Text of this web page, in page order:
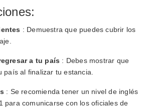
: Demuestra que puedes cubrir los
a tu país : Debes mostrar que
país al finalizar tu estancia.
: Se recomienda tener un nivel de inglés
para comunicarse con los oficiales de